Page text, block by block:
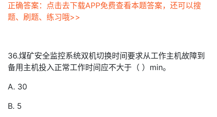
正确答案：点击去下载APP免费查看本题答案，还可以搜
题、刷题、练习哦>>
36.煤矿安全监控系统双机切换时间要求从工作主机故障到
备用主机投入正常工作时间应不大于（ ）min。
A. 30
B. 5